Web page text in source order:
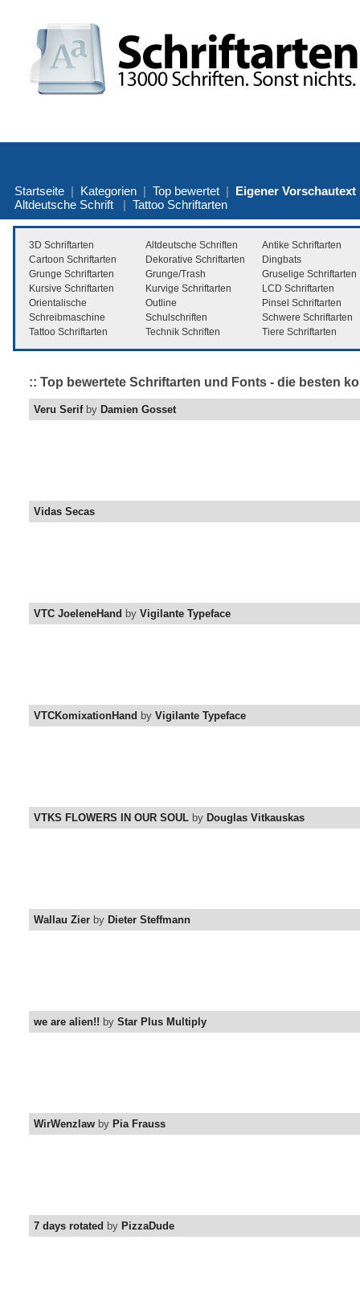
Startseite | Kategorien | Top bewertet | Eigener Vorschautext
Altdeutsche Schrift | Tattoo Schriftarten
3D Schriftarten Altdeutsche Schriften
Antike Schriftarten
Cartoon Schriftarten
Dekorative Schriftarten
Dingbats
Grunge Schriftarten
Grunge/Trash
Gruselige Schriftarten
Kursive Schriftarten
Kurvige Schriftarten
LCD Schriftarten
Orientalische
Outline
Pinsel Schriftarten
Schreibmaschine
Schulschriften
Schwere Schriftarten
Tattoo Schriftarten
Technik Schriften Tiere Schriftarten
:: Top bewertete Schriftarten und Fonts - die besten
Veru Serifby Damien Gosset
Vidas Secas
VTC JoeleneHand by Vigilante Typeface
VTCKomixationHand by Vigilante Typeface
VTKS FLOWERS IN OUR SOUL by Douglas Vitkauskas
Wallau Zier by Dieter Steffmann
we are alien!! by Star Plus Multiply
WirWenzlaw by Pia Frauss
7 days rotated by PizzaDude